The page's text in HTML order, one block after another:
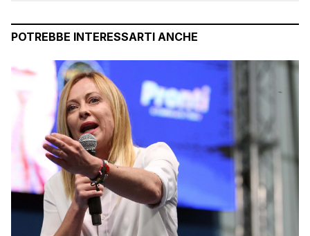
POTREBBE INTERESSARTI ANCHE